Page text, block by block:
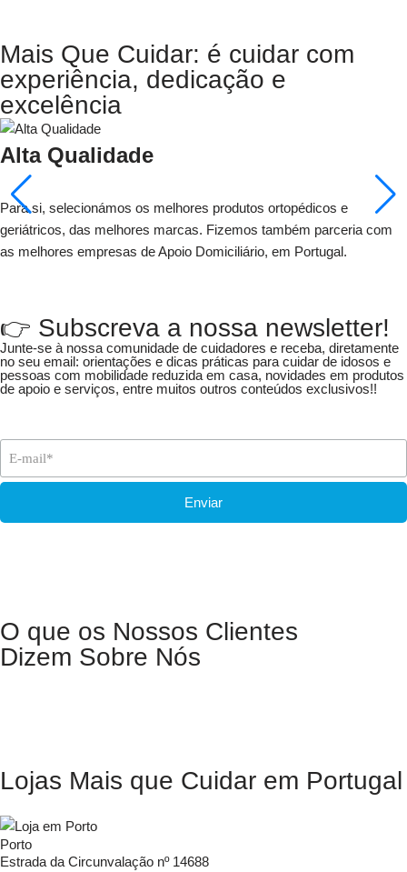
Mais Que Cuidar: é cuidar com
experiência, dedicação e
excelência
Alta Qualidade
Para si, selecionámos os melhores produtos ortopédicos e
geriátricos, das melhores marcas. Fizemos também parceria com
as melhores empresas de Apoio Domiciliário, em Portugal.
👉 Subscreva a nossa newsletter!
Junte-se à nossa comunidade de cuidadores e receba, diretamente
no seu email: orientações e dicas práticas para cuidar de idosos e
pessoas com mobilidade reduzida em casa, novidades em produtos
de apoio e serviços, entre muitos outros conteúdos exclusivos!!
O que os Nossos Clientes
Dizem Sobre Nós
Lojas Mais que Cuidar em Portugal
Porto
Estrada da Circunvalação nº 14688